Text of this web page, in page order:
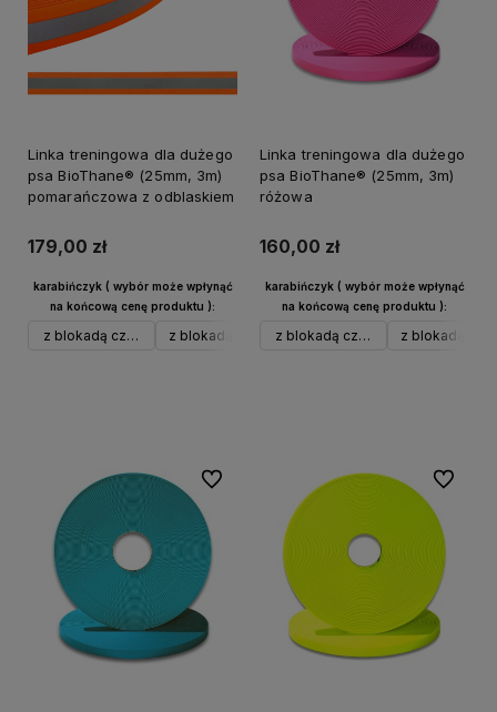
Linka treningowa dla dużego
psa BioThane® (25mm, 3m)
pomarańczowa z odblaskiem
179,00 zł
karabińczyk ( wybór może wpłynąć
na końcową cenę produktu ):
z blokadą czarny aluz blokadą srebrny aluw typie Frog do 40 kg czarny
Linka treningowa dla dużego
psa BioThane® (25mm, 3m)
różowa
160,00 zł
karabińczyk ( wybór może wpłynąć
na końcową cenę produktu ):
z blokadą czarny aluz blokadą
Do ulubionych Do